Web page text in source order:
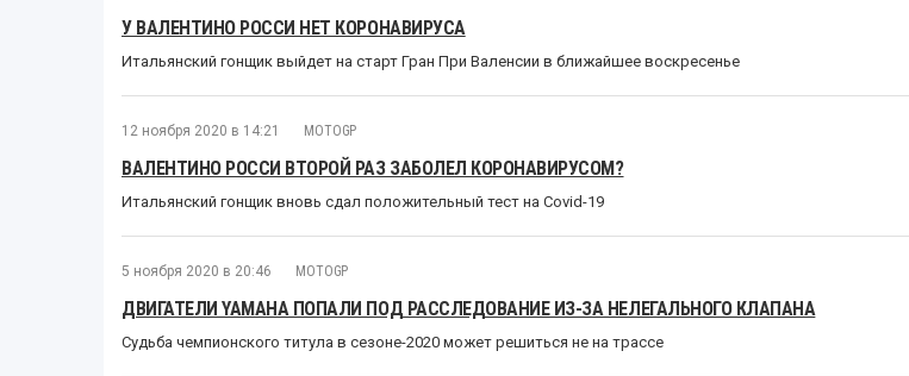
У ВАЛЕНТИНО РОССИ НЕТ КОРОНАВИРУСА
Итальянский гонщик выйдет на старт Гран При Валенсии в ближайшее воскресенье
12 ноября 2020 в 14:21 MOTOGP
ВАЛЕНТИНО РОССИ ВТОРОЙ РАЗ ЗАБОЛЕЛ КОРОНАВИРУСОМ?
Итальянский гонщик вновь сдал положительный тест на Covid-19
5 ноября 2020 в 20:46 MOTOGP
ДВИГАТЕЛИ YAMAHA ПОПАЛИ ПОД РАССЛЕДОВАНИЕ ИЗ-ЗА НЕЛЕГАЛЬНОГО КЛАПАНА
Судьба чемпионского титула в сезоне-2020 может решиться не на трассе